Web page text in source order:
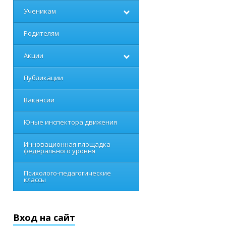
Ученикам
Родителям
Акции
Публикации
Вакансии
Юные инспектора движения
Инновационная площадка
федерального уровня
Психолого-педагогические
классы
Вход на сайт